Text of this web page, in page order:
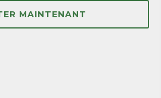
MAINTENANT